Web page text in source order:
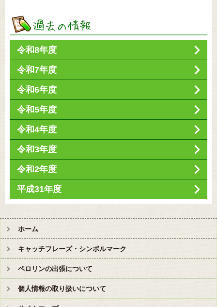
令和8年度
令和7年度
令和6年度
令和5年度
令和4年度
令和3年度
令和2年度
平成31年度
ホーム
キャッチフレーズ・シンボルマーク
ペロリンの出張について
個人情報の取り扱いについて